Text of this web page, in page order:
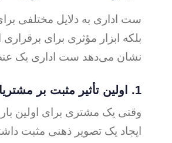
ست اداری به دلایل مختلفی
بلکه ابزار مؤثری برای
نشان می‌دهد ست اداری یک
1. اولین تأثیر مثبت بر
وقتی یک مشتری برای اولین
ایجاد یک تصویر ذهنی مثبت